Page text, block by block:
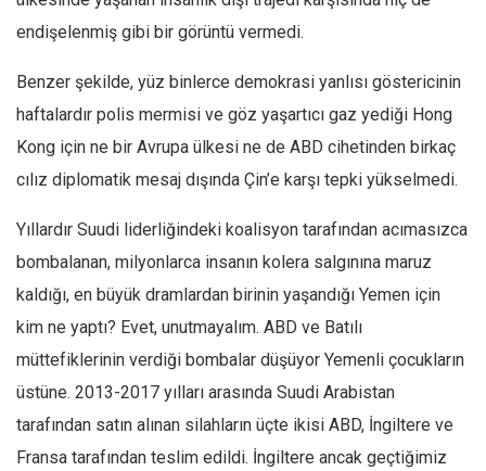
Manzara
Sağlık
Gıda-Beslenme
Türkiye
Siyaset
Dünya
İslam Dünyası
endişelenmiş gibi bir görüntü vermedi.
Benzer şekilde, yüz binlerce demokrasi yanlısı göstericinin
haftalardır polis mermisi ve göz yaşartıcı gaz yediği Hong
Kong için ne bir Avrupa ülkesi ne de ABD cihetinden birkaç
cılız diplomatik mesaj dışında Çin’e karşı tepki yükselmedi.
Yıllardır Suudi liderliğindeki koalisyon tarafından acımasızca
bombalanan, milyonlarca insanın kolera salgınına maruz
kaldığı, en büyük dramlardan birinin yaşandığı Yemen için
kim ne yaptı? Evet, unutmayalım. ABD ve Batılı
müttefiklerinin verdiği bombalar düşüyor Yemenli çocukların
üstüne. 2013-2017 yılları arasında Suudi Arabistan
tarafından satın alınan silahların üçte ikisi ABD, İngiltere ve
Fransa tarafından teslim edildi. İngiltere ancak geçtiğimiz